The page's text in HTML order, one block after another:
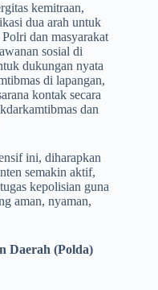
kemitraan,
dua arah untuk
dan masyarakat
sosial di
dukungan nyata
di lapangan,
kontak secara
dan
ini, diharapkan
semakin aktif,
kepolisian guna
aman, nyaman,
Daerah (Polda)